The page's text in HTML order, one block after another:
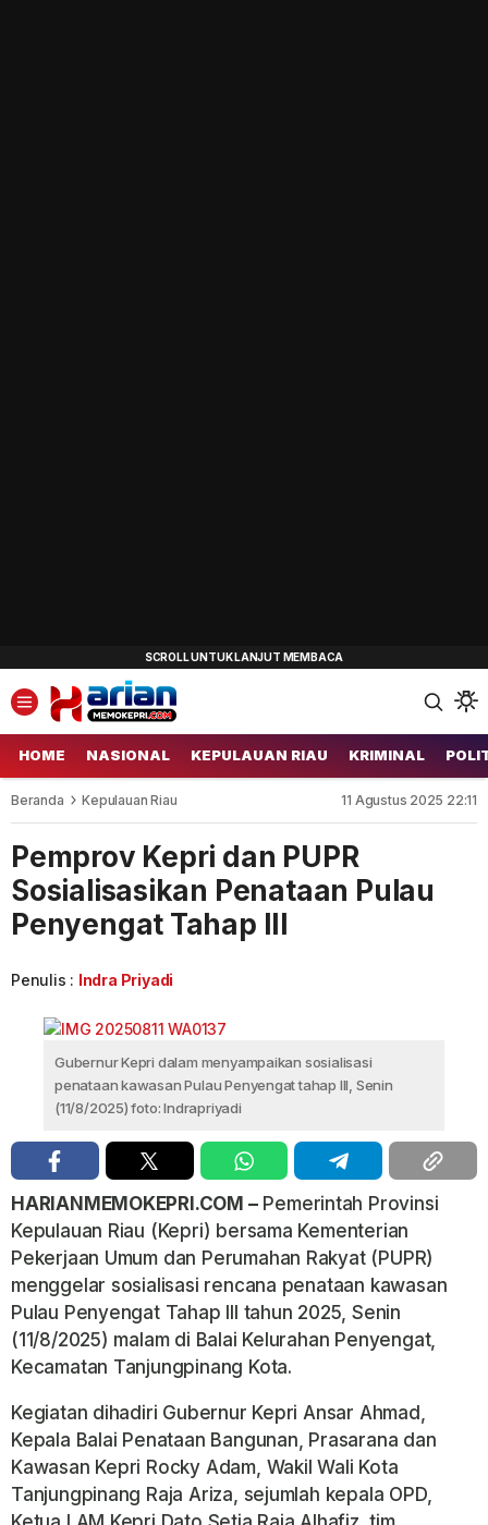
HOME NASIONAL KEPULAUAN RIAU KRIMINAL
Beranda Kepulauan Riau 11 Agustus 2025 22:11
Pemprov Kepri dan PUPR
Sosialisasikan Penataan Pulau
Penyengat Tahap III
Penulis : Indra Priyadi
Gubernur Kepri dalam menyampaikan sosialisasi
penataan kawasan Pulau Penyengat tahap III, Senin
(11/8/2025) foto: Indrapriyadi
HARIANMEMOKEPRI.COM –Pemerintah Provinsi
Kepulauan Riau (Kepri) bersama Kementerian
Pekerjaan Umum dan Perumahan Rakyat (PUPR)
menggelar sosialisasi rencana penataan kawasan
Pulau Penyengat Tahap III tahun 2025, Senin
(11/8/2025) malam di Balai Kelurahan Penyengat,
Kecamatan Tanjungpinang Kota.
Kegiatan dihadiri Gubernur Kepri Ansar Ahmad,
Kepala Balai Penataan Bangunan, Prasarana dan
Kawasan Kepri Rocky Adam, Wakil Wali Kota
Tanjungpinang Raja Ariza, sejumlah kepala OPD,